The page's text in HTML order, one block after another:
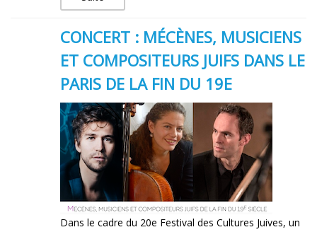
CONCERT : MÉCÈNES, MUSICIENS
ET COMPOSITEURS JUIFS DANS LE
PARIS DE LA FIN DU 19E
Dans le cadre du 20e Festival des Cultures Juives, un